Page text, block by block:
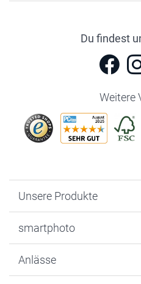
Du findest
Weitere
Unsere Produkte
Fotogeschenke
MyNameBook
smartphoto
Warum smartphoto
Anlässe